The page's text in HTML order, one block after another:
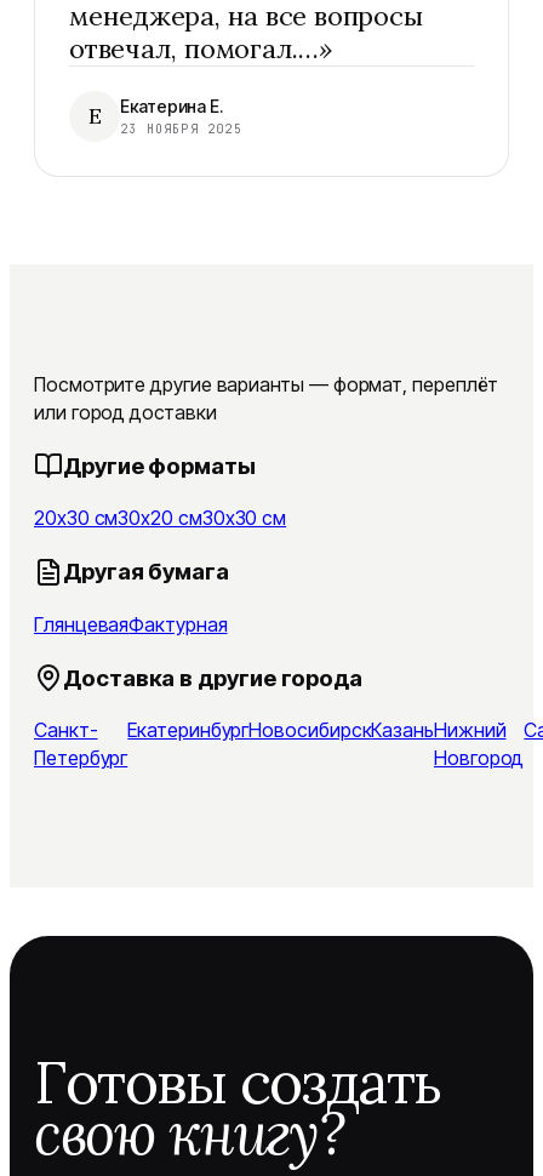
менеджера, на все вопросы
отвечал, помогал.…»
Е Екатерина Е.
23 НОЯБРЯ 2025
Посмотрите другие варианты — формат, переплёт
или город доставки
Другие форматы
20x30 см30x20 см30x30 см
Другая бумага
ГлянцеваяФактурная
Доставка в другие города
Санкт-
Петербург
ЕкатеринбургНовосибирскКазаньНижний
Новгород
Готовы создать
свою книгу?